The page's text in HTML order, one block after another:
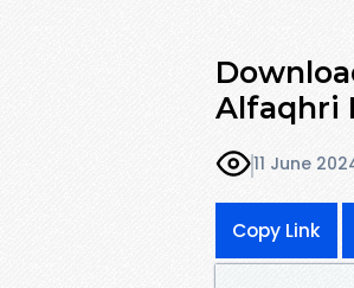
Alfaqhri
11 June
Copy Link